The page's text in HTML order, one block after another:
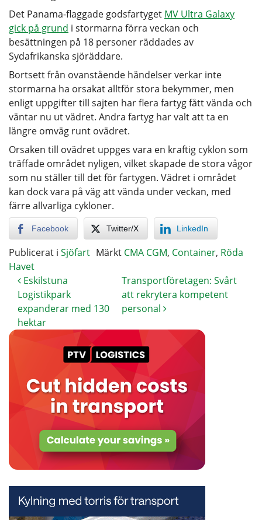
Det Panama-flaggade godsfartyget MV Ultra Galaxy
gick på grund i stormarna förra veckan och
besättningen på 18 personer räddades av
Sydafrikanska sjöräddare.
Bortsett från ovanstående händelser verkar inte
stormarna ha orsakat alltför stora bekymmer, men
enligt uppgifter till sajten har flera fartyg fått vända och
väntar nu ut vädret. Andra fartyg har valt att ta en
längre omväg runt ovädret.
Orsaken till ovädret uppges vara en kraftig cyklon som
träffade området nyligen, vilket skapade de stora vågor
som nu ställer till det för fartygen. Vädret i området
kan dock vara på väg att vända under veckan, med
färre allvarliga cykloner.
Facebook Twitter/X LinkedIn
Publicerat i Sjöfart Märkt CMA CGM, Container, Röda
Havet
Eskilstuna
Logistikpark
expanderar med 130
hektar
Transportföretagen: Svårt
att rekrytera kompetent
personal